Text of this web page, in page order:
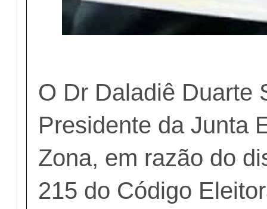
O Dr Daladiê Duarte
Presidente da Junta
Zona, em razão do
215 do Código